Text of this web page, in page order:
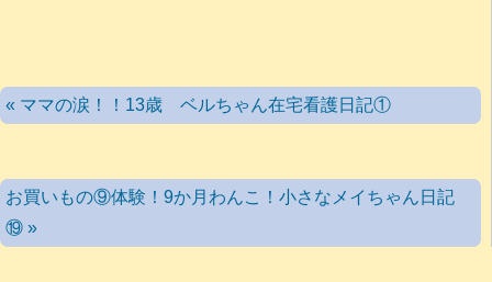
« ママの涙！！13歳 ベルちゃん在宅看護日記①
お買いもの⑨体験！9か月わんこ！小さなメイちゃん日記
⑲ »